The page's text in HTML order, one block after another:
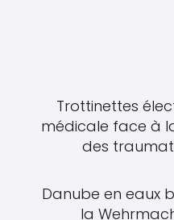
Trottinettes
médicale face à
des
Danube en eaux
la